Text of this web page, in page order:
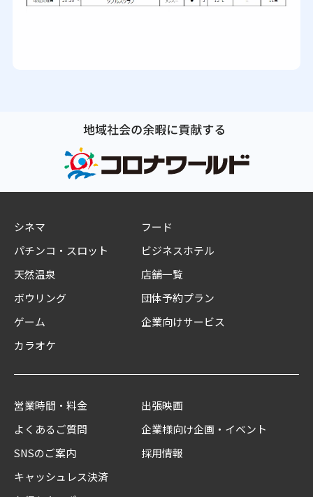
シネマ
パチンコ・スロット
天然温泉
ボウリング
ゲーム
カラオケ
フード
ビジネスホテル
店舗一覧
団体予約プラン
企業向けサービス
営業時間・料金
よくあるご質問
SNSのご案内
キャッシュレス決済
出張映画
企業様向け企画・イベント
採用情報